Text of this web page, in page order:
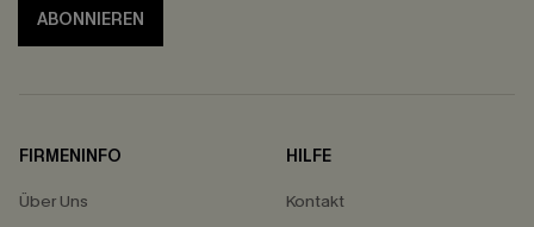
ABONNIEREN
FIRMENINFO
Über Uns
HILFE
Kontakt